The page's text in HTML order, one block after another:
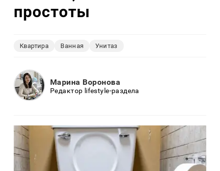
простоты
Квартира Ванная Унитаз
Марина Воронова
Редактор lifestyle-раздела